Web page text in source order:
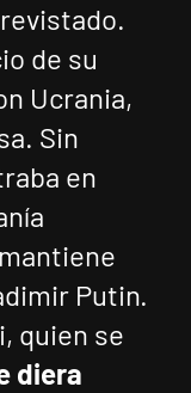
de su
Ucrania,
Sin
en
Putin.
quien se
diera